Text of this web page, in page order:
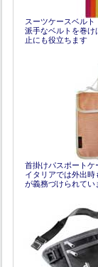
スーツケースベルト
派手なベルトを巻け
止にも役立ちます
首掛けパスポートケ
イタリアでは外出
が義務づけられてい